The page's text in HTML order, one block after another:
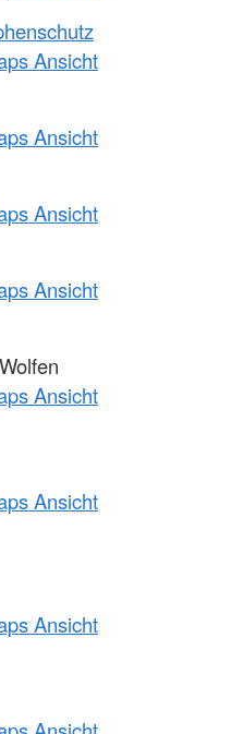
Ansicht
Ansicht
Ansicht
Ansicht
Ansicht
Ansicht
Ansicht